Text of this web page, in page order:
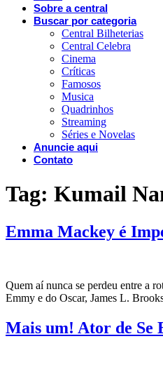
Sobre a central
Buscar por categoria
Central Bilheterias
Central Celebra
Cinema
Críticas
Famosos
Musica
Quadrinhos
Streaming
Séries e Novelas
Anuncie aqui
Contato
Tag: Kumail
Emma Mackey é
Quem aí nunca se perdeu entre a
Emmy e do Oscar, James L.
Mais um! Ator de Se